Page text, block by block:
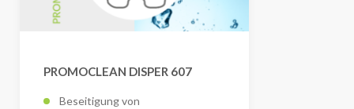
PROMOCLEAN DISPER 607
Beseitigung von